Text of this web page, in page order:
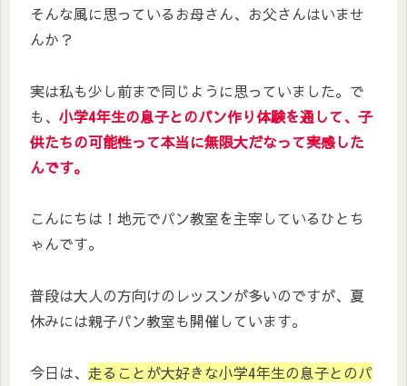
そんな風に思っているお母さん、お父さんはいませ
んか？
実は私も少し前まで同じように思っていました。で
も、 小学4年生の息子とのパン作り体験を通して、子
供たちの可能性って本当に無限大だなって実感した
んです。
こんにちは！地元でパン教室を主宰しているひとち
ゃんです。
普段は大人の方向けのレッスンが多いのですが、夏
休みには親子パン教室も開催しています。
今日は、 走ることが大好きな小学4年生の息子とのパ